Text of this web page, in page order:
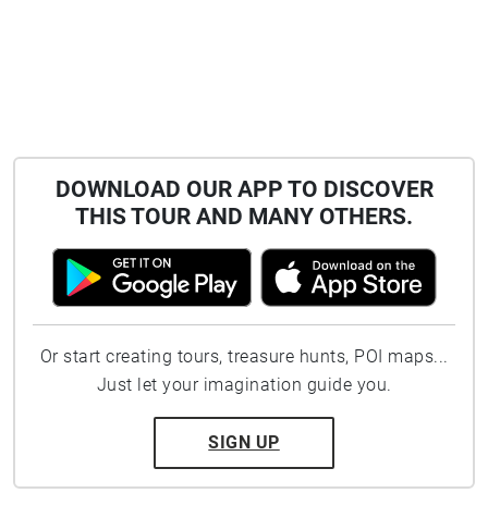
DOWNLOAD OUR APP TO DISCOVER
THIS TOUR AND MANY OTHERS.
Or start creating tours, treasure hunts, POI maps...
Just let your imagination guide you.
SIGN UP